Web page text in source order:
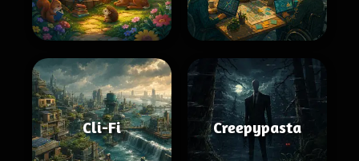
Cli-Fi Creepypasta